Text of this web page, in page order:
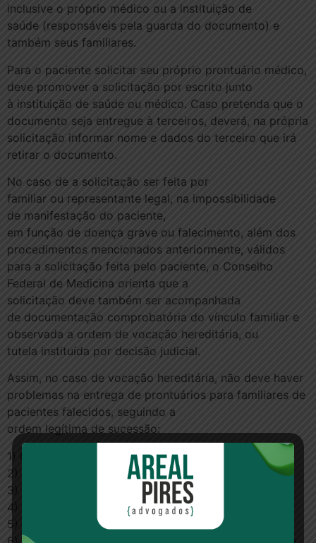
inclusive o próprio médico ou a instituição de
saúde (responsáveis pela guarda do documento) e
também seus familiares.
Para o paciente solicitar seu próprio prontuário médico,
deve promover a solicitação por escrito junto
à instituição de saúde ou médico. Caso pretenda que o
documento seja entregue à terceiros, deverá, na própria
solicitação informar nome e dados do terceiro que irá
retirar o documento.
No caso de a solicitação ser feita por
familiar ou representante legal, na impossibilidade
de manifestação do paciente,
em função de doença grave ou falecimento, além dos
procedimentos mencionados anteriormente, válidos
para a solicitação feita pelo paciente, o Conselho
Federal de Medicina orienta que a
solicitação deve também ser acompanhada
de documentação comprobatória do vínculo familiar e
observada a ordem de vocação hereditária, ou
tutela instituída por decisão judicial.
Assim, no caso de vocação hereditária, não deve haver
problemas na entrega de prontuários para familiares de
pacientes falecidos, seguindo a
ordem legítima de sucessão:
1) Cônjuge / companheiro;
2) Filhos, netos e bisnetos (descendentes);
3) Pais, avós e bisavós (ascendentes);
4) Irmãos (colaterais de segundo grau);
5) Sobrinhos / tios (colaterais de terceiro grau);